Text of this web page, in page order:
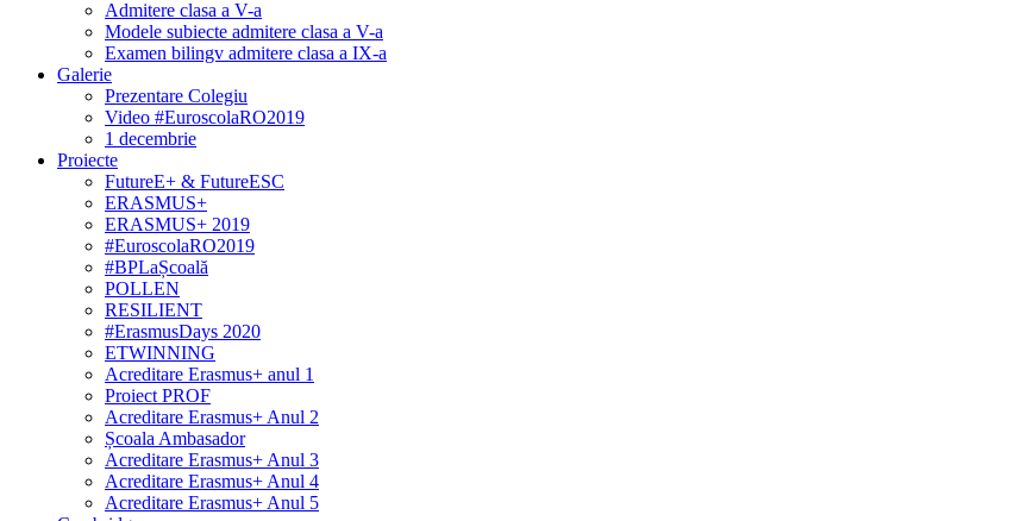
Admitere clasa a V-a
Modele subiecte admitere clasa a V-a
Examen bilingv admitere clasa a IX-a
Galerie
Prezentare Colegiu
Video #EuroscolaRO2019
1 decembrie
Proiecte
FutureE+ & FutureESC
ERASMUS+
ERASMUS+ 2019
#EuroscolaRO2019
#BPLaȘcoală
POLLEN
RESILIENT
#ErasmusDays 2020
ETWINNING
Acreditare Erasmus+ anul 1
Proiect PROF
Acreditare Erasmus+ Anul 2
Școala Ambasador
Acreditare Erasmus+ Anul 3
Acreditare Erasmus+ Anul 4
Acreditare Erasmus+ Anul 5